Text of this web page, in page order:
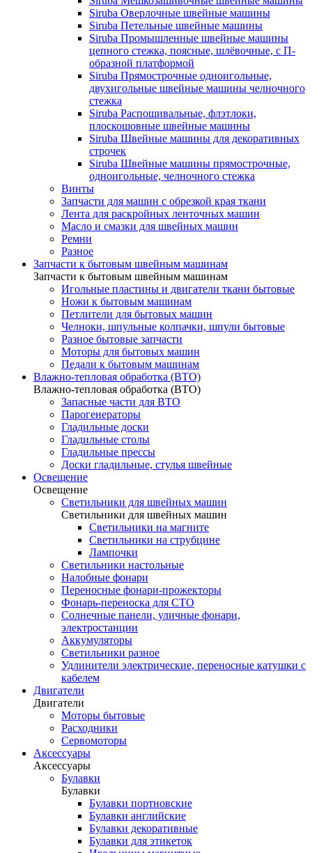
Siruba Оверлочные швейные машины
Siruba Петельные швейные машины
Siruba Промышленные швейные машины
цепного стежка, поясные, шлёвочные, с П-
образной платформой
Siruba Прямострочные одноигольные,
двухигольные швейные машины челночного
стежка
Siruba Распошивальные, флэтлоки,
плоскошовные швейные машины
Siruba Швейные машины для декоративных
строчек
Siruba Швейные машины прямострочные,
одноигольные, челночного стежка
Винты
Запчасти для машин с обрезкой края ткани
Лента для раскройных ленточных машин
Масло и смазки для швейных машин
Ремни
Разное
Запчасти к бытовым швейным машинам
Запчасти к бытовым швейным машинам
Игольные пластины и двигатели ткани бытовые
Ножи к бытовым машинам
Петлители для бытовых машин
Челноки, шпульные колпачки, шпули бытовые
Разное бытовые запчасти
Моторы для бытовых машин
Педали к бытовым машинам
Влажно-тепловая обработка (ВТО)
Влажно-тепловая обработка (ВТО)
Запасные части для ВТО
Парогенераторы
Гладильные доски
Гладильные столы
Гладильные прессы
Доски гладильные, стулья швейные
Освещение
Освещение
Светильники для швейных машин
Светильники для швейных машин
Светильники на магните
Светильники на струбцине
Лампочки
Светильники настольные
Налобные фонари
Переносные фонари-прожекторы
Фонарь-переноска для СТО
Солнечные панели, уличные фонари,
электростанции
Аккумуляторы
Светильники разное
Удлинители электрические, переносные катушки с
кабелем
Двигатели
Двигатели
Моторы бытовые
Расходники
Сервомоторы
Аксессуары
Аксессуары
Булавки
Булавки
Булавки портновские
Булавки английские
Булавки декоративные
Булавки для этикеток